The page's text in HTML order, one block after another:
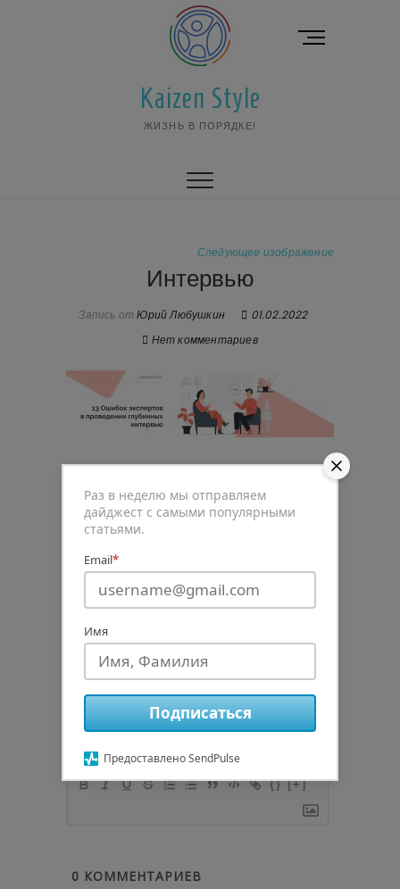
Kaizen Style
ЖИЗНЬ В ПОРЯДКЕ!
К
Следующее изображение
Интервью
Запись от Юрий Любушкин
01.02.2022
Нет комментариев
0
Подписаться
авторизуйтесь
{} [+]
0 КОММЕНТАРИЕВ
Раз в неделю мы отправляем
дайджест с самыми популярными
статьями.
Email*
Имя
Подписаться
Предоставлено SendPulse